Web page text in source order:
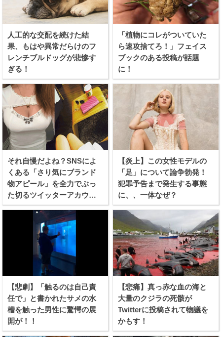
人工的な交配を続けた結
果、もはや異常だらけのフ
レンチブルドッグが悲惨す
ぎる！
「植物にコレがついていた
ら速攻捨てろ！」フェイス
ブックのある投稿が話題
に！
それ自慢だよね？SNSによ
くある「さり気にブランド
物アピール」を全力でぶっ
た切るツイッターアカウン
トが話題に！
【炎上】この女性モデルの
「足」について論争勃発！
犯罪予告まで発生する事態
に、、一体なぜ？
【悲劇】「触るのは自己責
任で」と書かれたサメの水
槽を触った男性に驚愕の展
開が！！
【悲痛】真っ赤な血の海と
大量のクジラの死骸が
Twitterに投稿されて物議を
かもす！